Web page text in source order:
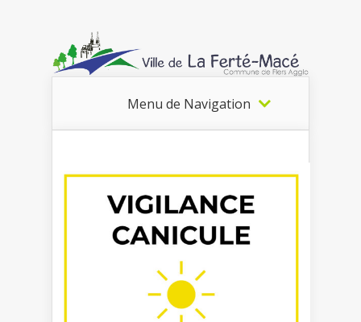
Menu de Navigation